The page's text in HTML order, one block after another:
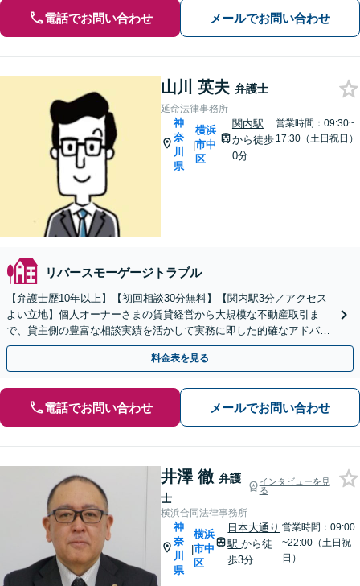
電話でお問い合わせ メールでお問い合わせ
山川 英夫 弁護士
延命法律事務所
神
奈
川
県
|
横浜
市中
区
関内駅
から徒歩
0分
営業時間：09:30~
17:30（土日祝日）
リバースモーゲージトラブル
【弁護士歴10年以上】【初回相談30分無料】【関内駅3分／アクセス
よい立地】個人オーナーさまの賃貸経営から大規模な不動産取引ま
で、貸主側の豊富な相談実績を活かして実務に即した的確なアドバイ
スを提供「地域密着／他業種と連携」【WEB面談対応】
料金表を見る
電話でお問い合わせ メールでお問い合わせ
井澤 徹 弁護
士
インタビューを見
る
横浜合同法律事務所
神
奈
川
県
|
横浜
市中
区
日本大通り
駅から徒
歩3分
営業時間：09:00
~22:00（土日祝
日）